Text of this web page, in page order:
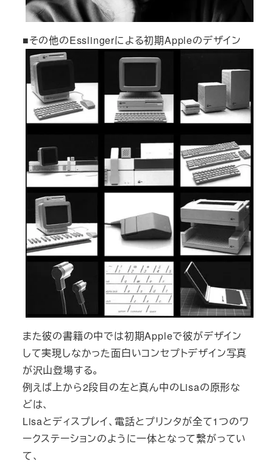
■その他のEsslingerによる初期Appleのデザイン
また彼の書籍の中では初期Appleで彼がデザイン
して実現しなかった面白いコンセプトデザイン写真
が沢山登場する。
例えば上から2段目の左と真ん中のLisaの原形な
どは、
Lisaとディスプレイ、電話とプリンタが全て1つのワ
ークステーションのように一体となって繋がってい
て、